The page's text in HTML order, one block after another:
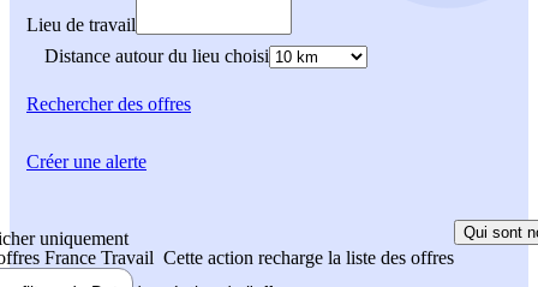
Lieu de travail
Distance autour du lieu choisi
Rechercherdes offres
uniquement
France Travail Cette action recharge la liste des offres
Qui sont
Créer une alerte